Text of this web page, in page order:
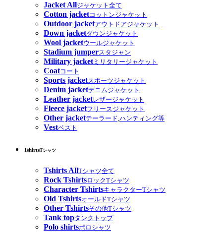
Jacket Allジャケット全て
Cotton jacketコットンジャケット
Outdoor jacketアウトドアジャケット
Down jacketダウンジャケット
Wool jacketウールジャケット
Stadium jumperスタジャン
Military jacketミリタリージャケット
Coatコート
Sports jacketスポーツジャケット
Denim jacketデニムジャケット
Leather jacketレザージャケット
Fleece jacketフリースジャケット
Other jacketテーラード,ハンティング等
Vestベスト
TshirtsTシャツ
Tshirts AllTシャツ全て
Rock TshirtsロックTシャツ
Character TshirtsキャラクターTシャツ
Old TshirtsオールドTシャツ
Other Tshirtsその他Tシャツ
Tank topタンクトップ
Polo shirtsポロシャツ